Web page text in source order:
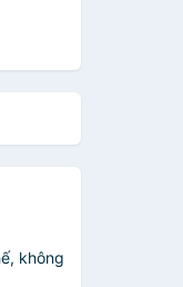
không